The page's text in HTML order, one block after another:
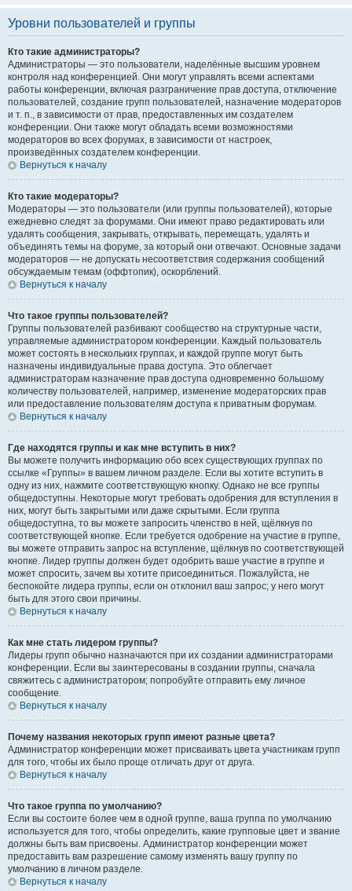
Уровни пользователей и группы
Кто такие администраторы?
Администраторы — это пользователи, наделённые высшим уровнем
контроля над конференцией. Они могут управлять всеми аспектами
работы конференции, включая разграничение прав доступа, отключение
пользователей, создание групп пользователей, назначение модераторов
и т. п., в зависимости от прав, предоставленных им создателем
конференции. Они также могут обладать всеми возможностями
модераторов во всех форумах, в зависимости от настроек,
произведённых создателем конференции.
Вернуться к началу
Кто такие модераторы?
Модераторы — это пользователи (или группы пользователей), которые
ежедневно следят за форумами. Они имеют право редактировать или
удалять сообщения, закрывать, открывать, перемещать, удалять и
объединять темы на форуме, за который они отвечают. Основные задачи
модераторов — не допускать несоответствия содержания сообщений
обсуждаемым темам (оффтопик), оскорблений.
Вернуться к началу
Что такое группы пользователей?
Группы пользователей разбивают сообщество на структурные части,
управляемые администратором конференции. Каждый пользователь
может состоять в нескольких группах, и каждой группе могут быть
назначены индивидуальные права доступа. Это облегчает
администраторам назначение прав доступа одновременно большому
количеству пользователей, например, изменение модераторских прав
или предоставление пользователям доступа к приватным форумам.
Вернуться к началу
Где находятся группы и как мне вступить в них?
Вы можете получить информацию обо всех существующих группах по
ссылке «Группы» в вашем личном разделе. Если вы хотите вступить в
одну из них, нажмите соответствующую кнопку. Однако не все группы
общедоступны. Некоторые могут требовать одобрения для вступления в
них, могут быть закрытыми или даже скрытыми. Если группа
общедоступна, то вы можете запросить членство в ней, щёлкнув по
соответствующей кнопке. Если требуется одобрение на участие в группе,
вы можете отправить запрос на вступление, щёлкнув по соответствующей
кнопке. Лидер группы должен будет одобрить ваше участие в группе и
может спросить, зачем вы хотите присоединиться. Пожалуйста, не
беспокойте лидера группы, если он отклонил ваш запрос; у него могут
быть для этого свои причины.
Вернуться к началу
Как мне стать лидером группы?
Лидеры групп обычно назначаются при их создании администраторами
конференции. Если вы заинтересованы в создании группы, сначала
свяжитесь с администратором; попробуйте отправить ему личное
сообщение.
Вернуться к началу
Почему названия некоторых групп имеют разные цвета?
Администратор конференции может присваивать цвета участникам групп
для того, чтобы их было проще отличать друг от друга.
Вернуться к началу
Что такое группа по умолчанию?
Если вы состоите более чем в одной группе, ваша группа по умолчанию
используется для того, чтобы определить, какие групповые цвет и звание
должны быть вам присвоены. Администратор конференции может
предоставить вам разрешение самому изменять вашу группу по
умолчанию в личном разделе.
Вернуться к началу